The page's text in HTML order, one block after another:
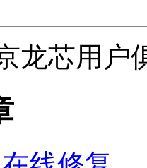
龙芯用户